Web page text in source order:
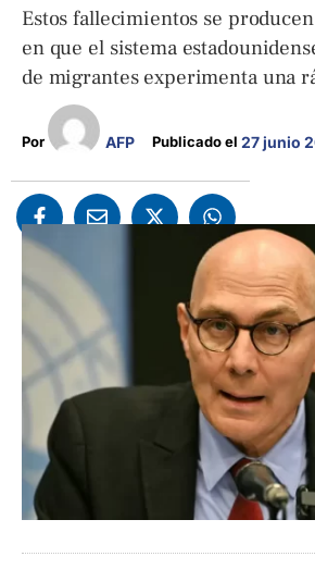
Estos fallecimientos se
en que el sistema
de migrantes experimenta una
Por AFP Publicado el 27 junio